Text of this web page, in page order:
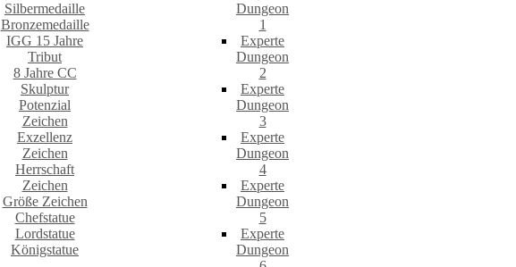
Silbermedaille
Bronzemedaille
IGG 15 Jahre
Tribut
8 Jahre CC
Skulptur
Potenzial
Zeichen
Exzellenz
Zeichen
Herrschaft
Zeichen
Größe Zeichen
Chefstatue
Lordstatue
Königstatue
Dungeon
1
Experte
Dungeon
2
Experte
Dungeon
3
Experte
Dungeon
4
Experte
Dungeon
5
Experte
Dungeon